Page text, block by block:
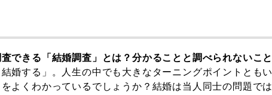
できる「結婚調査」とは？分かることと調べられないこと
婚する」。人生の中でも大きなターニングポイントともい
よくわかっているでしょうか？結婚は当人同士の問題で